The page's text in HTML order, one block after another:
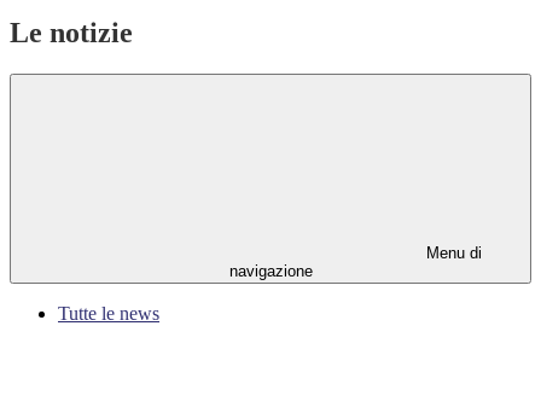
Le notizie
Menu di
navigazione
Tutte le news